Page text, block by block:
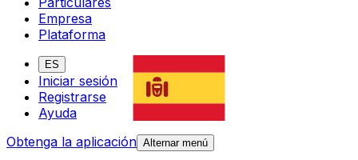
Empresa
Plataforma
ES
Iniciar sesión
Registrarse
Ayuda
Obtenga la aplicación Alternar menú